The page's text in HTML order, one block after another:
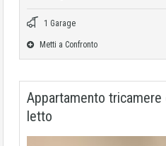
1 Garage
Metti a Confronto
Appartamento
letto